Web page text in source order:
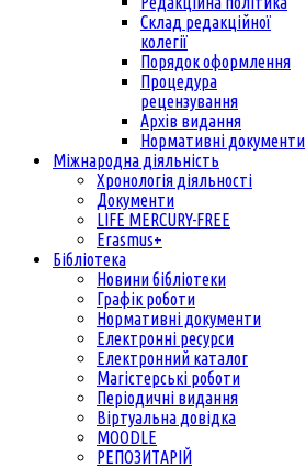
Склад редакційної
колегії
Порядок оформлення
Процедура
рецензування
Архів видання
Нормативні документи
Міжнародна діяльність
Хронологія діяльності
Документи
LIFE MERCURY-FREE
Erasmus+
Бібліотека
Новини бібліотеки
Графік роботи
Нормативні документи
Електронні ресурси
Електронний каталог
Магістерські роботи
Періодичні видання
Віртуальна довідка
MOODLE
РЕПОЗИТАРІЙ